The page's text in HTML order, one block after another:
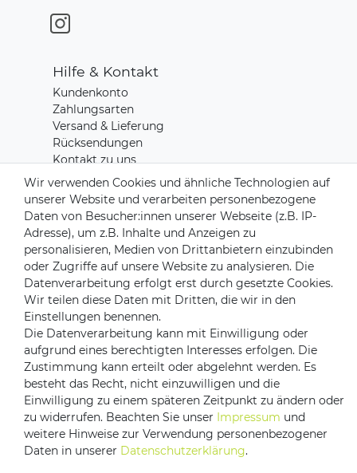
Hilfe & Kontakt
Kundenkonto
Zahlungsarten
Versand & Lieferung
Rücksendungen
Kontakt zu uns
Zahlungsanbieter
Versandpartner
Impressum Daten­schutz­erklärung
AGB
Barrierefreiheitserklärung
Vertrag widerrufen
Wir verwenden Cookies und ähnliche Technologien auf
unserer Website und verarbeiten personenbezogene
Daten von Besucher:innen unserer Webseite (z.B. IP-
Adresse), um z.B. Inhalte und Anzeigen zu
personalisieren, Medien von Drittanbietern einzubinden
oder Zugriffe auf unsere Website zu analysieren. Die
Datenverarbeitung erfolgt erst durch gesetzte Cookies.
Wir teilen diese Daten mit Dritten, die wir in den
Einstellungen benennen.
Die Datenverarbeitung kann mit Einwilligung oder
aufgrund eines berechtigten Interesses erfolgen. Die
Zustimmung kann erteilt oder abgelehnt werden. Es
besteht das Recht, nicht einzuwilligen und die
Einwilligung zu einem späteren Zeitpunkt zu ändern oder
zu widerrufen. Beachten Sie unser Impressum und
weitere Hinweise zur Verwendung personenbezogener
Daten in unserer Daten­schutz­erklärung.